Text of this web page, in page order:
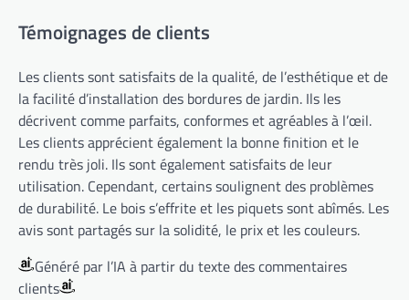
Témoignages de clients
Les clients sont satisfaits de la qualité, de l’esthétique et de
la facilité d’installation des bordures de jardin. Ils les
décrivent comme parfaits, conformes et agréables à l’œil.
Les clients apprécient également la bonne finition et le
rendu très joli. Ils sont également satisfaits de leur
utilisation. Cependant, certains soulignent des problèmes
de durabilité. Le bois s’effrite et les piquets sont abîmés. Les
avis sont partagés sur la solidité, le prix et les couleurs.
Généré par l’IA à partir du texte des commentaires
clients